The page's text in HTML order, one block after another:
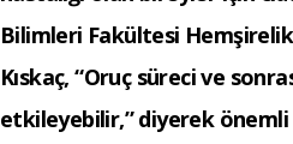
Bilimleri Fakültesi Hemşirelik
Kıskaç, “Oruç süreci ve
etkileyebilir,” diyerek önemli